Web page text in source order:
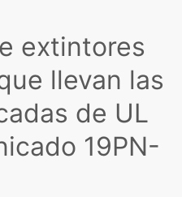
extintores
llevan las
de UL
19PN-